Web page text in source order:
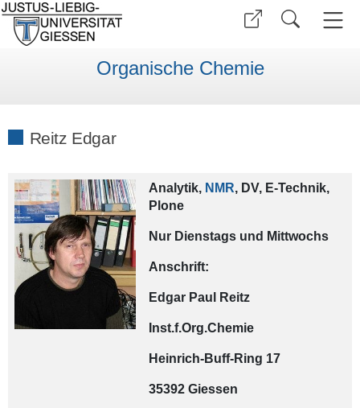
Organische Chemie
Reitz Edgar
Analytik, NMR,DV, E-Technik,
Plone
Nur Dienstags und Mittwochs
Anschrift:
Edgar Paul Reitz
Inst.f.Org.Chemie
Heinrich-Buff-Ring 17
35392 Giessen